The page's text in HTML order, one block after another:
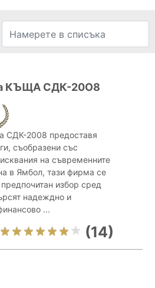
КЪЩА СДК-20О8
СДК-2008 предоставя
съобразени със
на съвременните
в Ямбол, тази фирма се
избор сред
надеждно и
...
(14)